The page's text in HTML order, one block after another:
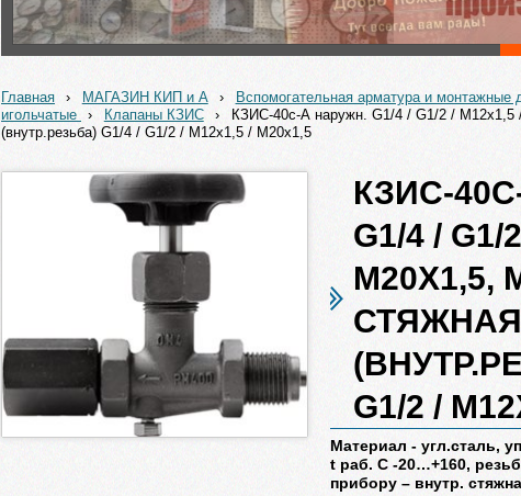
Главная › МАГАЗИН КИП и А › Вспомогательная арматура и монтажные
игольчатые
› Клапаны КЗИС ›
КЗИС-40с-А наружн. G1/4 / G1/2 /
(внутр.резьба) G1/4 / G1/2 / М12х1,5 / М20х1,5
КЗИС-
G1/4 / G1/
М20Х1,5,
СТЯЖНАЯ
G1/2 /
Материал - угл.сталь,
t раб. С -20…+160,
прибору – внутр.